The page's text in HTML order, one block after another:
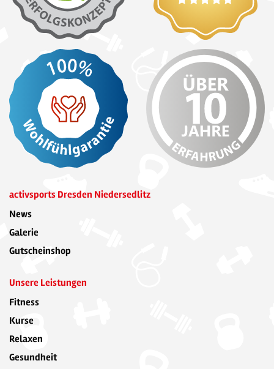
activsports Dresden Niedersedlitz
News
Galerie
Gutscheinshop
Unsere Leistungen
Fitness
Kurse
Relaxen
Gesundheit